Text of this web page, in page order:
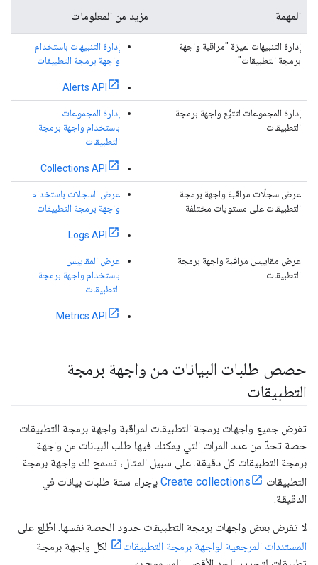
المهمة مزيد من المعلومات
إدارة التنبيهات لميزة "مراقبة واجهة
برمجة التطبيقات"
إدارة التنبيهات باستخدام
واجهة برمجة التطبيقات
Alerts API
إدارة المجموعات لتتبُّع واجهة برمجة
التطبيقات
إدارة المجموعات
باستخدام واجهة برمجة
التطبيقات
Collections API
عرض سجلّات مراقبة واجهة برمجة
التطبيقات على مستويات مختلفة
عرض السجلات باستخدام
واجهة برمجة التطبيقات
Logs API
عرض مقاييس مراقبة واجهة برمجة
التطبيقات
عرض المقاييس
باستخدام واجهة برمجة
التطبيقات
Metrics API
حصص طلبات البيانات من واجهة برمجة
التطبيقات
تفرض جميع واجهات برمجة التطبيقات لمراقبة واجهة برمجة التطبيقات
حصة تحدّ من عدد المرات التي يمكنك فيها طلب البيانات من واجهة
برمجة التطبيقات كل دقيقة. على سبيل المثال، تسمح لك واجهة برمجة
التطبيقات
Create collections بإجراء ستة طلبات بيانات في
الدقيقة.
لا تفرض بعض واجهات برمجة التطبيقات حدود الحصة نفسها. اطّلِع على
المستندات المرجعية لواجهة برمجة التطبيقات
لكل واجهة برمجة